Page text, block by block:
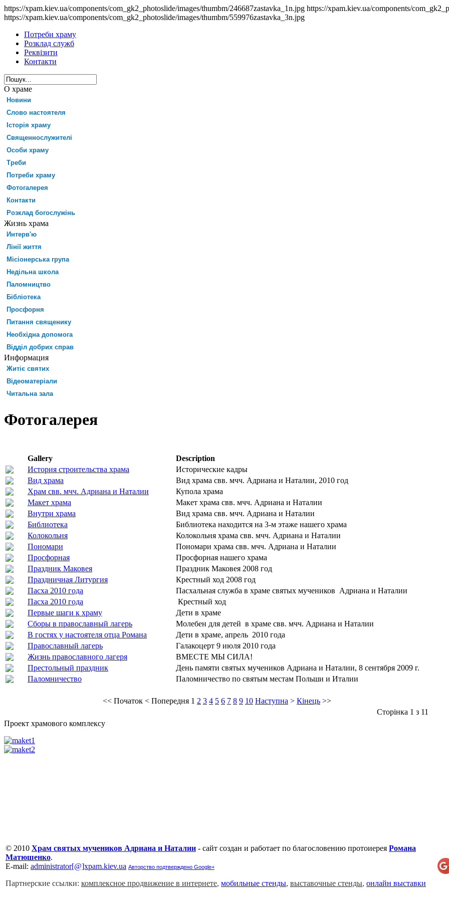
https://xpam.kiev.ua/components/com_gk2_photoslide/images/thumbm/246687zastavka_1n.jpg https://xpam.kiev.ua/components/
https://xpam.kiev.ua/components/com_gk2_photoslide/images/thumbm/559976zastavka_3n.jpg
Потреби храму
Розклад служб
Реквізити
Контакти
О храме
Новини
Слово настоятеля
Історія храму
Священнослужителі
Особи храму
Треби
Потреби храму
Фотогалерея
Контакти
Розклад богослужінь
Жизнь храма
Интерв'ю
Лінії життя
Місіонерська група
Недільна школа
Паломництво
Бібліотека
Просфорня
Питання священику
Необхідна допомога
Відділ добрих справ
Информация
Житіє святих
Відеоматеріали
Читальна зала
Фотогалерея
Gallery
Description
История строительства храма
Исторические кадры
Вид храма
Вид храма свв. мчч. Адриана и Наталии, 2010 год
Храм свв. мчч. Адриана и Наталии
Купола храма
Макет храма
Макет храма свв. мчч. Адриана и Наталии
Внутри храма
Вид храма свв. мчч. Адриана и Наталии
Библиотека
Библиотека находится на 3-м этаже нашего храма
Колокольня
Колокольня храма свв. мчч. Адриана и Наталии
Пoнoмари
Пономари храма свв. мчч. Адриана и Наталии
Просфорная
Просфорная нашего храма
Праздник Маковея
Праздник Маковея 2008 год
Праздничная Литургия
Крестный ход 2008 год
Пасха 2010 года
Пасхальная служба в храме cвятых мучеников Адриана и Наталии
Пасха 2010 года
Крестный ход
Первые шаги к храму
Дети в храме
Сборы в православный лагерь
Молебен для детей в храме свв. мчч. Адриана и Наталии
В гостях у настоятеля отца Романа
Дети в храме, апрель 2010 года
Православный лагерь
Галакоцерт 9 июля 2010 года
Жизнь православного лагеря
ВМЕСТЕ МЫ СИЛА!
Престольный праздник
День памяти святых мучеников Адриана и Наталии, 8 сентября 2009 г.
Паломничество
Паломничество по святым местам Польши и Италии
<< Початок < Попередня 1 2 3 4 5 6 7 8 9 10 Наступна > Кінець >>
Сторінка 1 з 11
Проект храмового комплексу
© 2010 Храм святых мучеников Адриана и Наталии - сайт создан и работает по благословению протоиерея Романа
Матюшенко.
Е-mail: administrator[@]xpam.kiev.ua Авторство подтверждено Google+
Партнерские ссылки: комплексное продвижение в интернете, мобильные стенды, выставочные стенды, онлайн выставки